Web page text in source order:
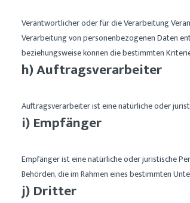
Verantwortlicher oder für die Verarbeitung
Verarbeitung von personenbezogenen Daten
beziehungsweise können die bestimmten
h) Auftragsverarbeiter
Auftragsverarbeiter ist eine natürliche oder
i) Empfänger
Empfänger ist eine natürliche oder juristische
Behörden, die im Rahmen eines bestimmten
j) Dritter